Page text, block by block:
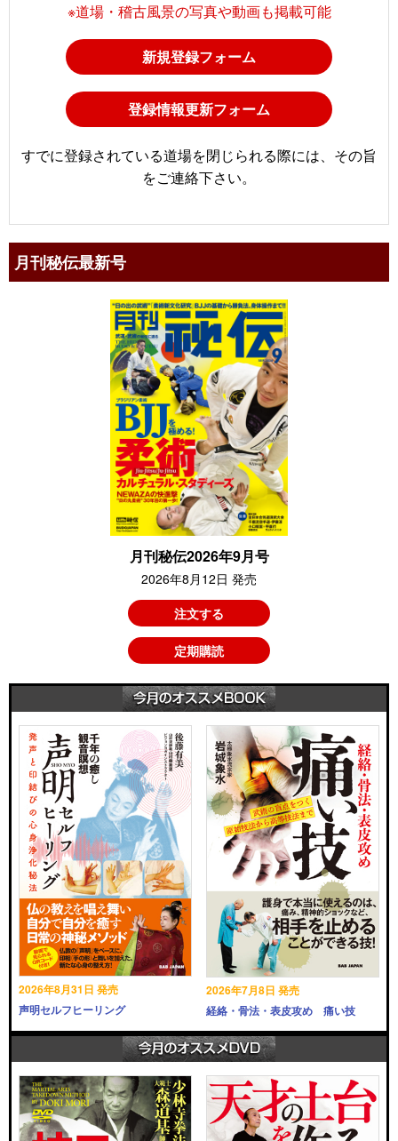
※道場・稽古風景の写真や動画も掲載可能
新規登録フォーム
登録情報更新フォーム
すでに登録されている道場を閉じられる際には、その旨
をご連絡下さい。
月刊秘伝最新号
月刊秘伝2026年9月号
2026年8月12日 発売
注文する
定期購読
2026年8月31日 発売
声明セルフヒーリング
2026年7月8日 発売
経絡・骨法・表皮攻め 痛い技